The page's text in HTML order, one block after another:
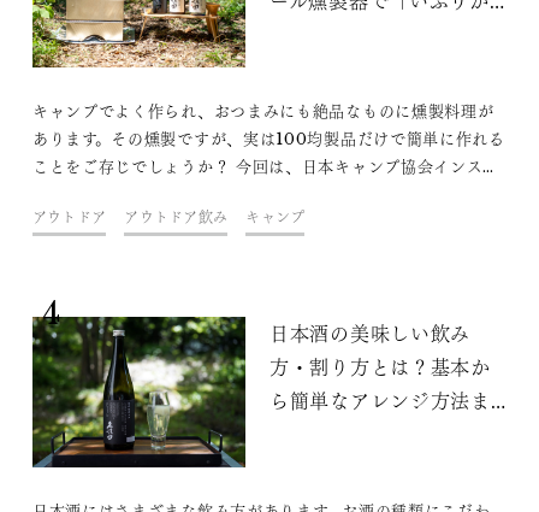
キャンプでよく作られ、おつまみにも絶品なものに燻製料理が
あります。その燻製ですが、実は100均製品だけで簡単に作れる
ことをご存じでしょうか？ 今回は、日本キャンプ協会インスト
簡単に作れる燻製の方法」をレクチャーしていただきます。燻
アウトドア アウトドア飲み キャンプ
4
日本酒の美味しい飲み
方・割り方とは？基本か
ら簡単なアレンジ方法ま